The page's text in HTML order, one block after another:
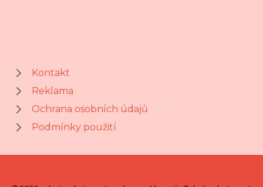
Kontakt
Reklama
Ochrana osobních údajů
Podmínky použití